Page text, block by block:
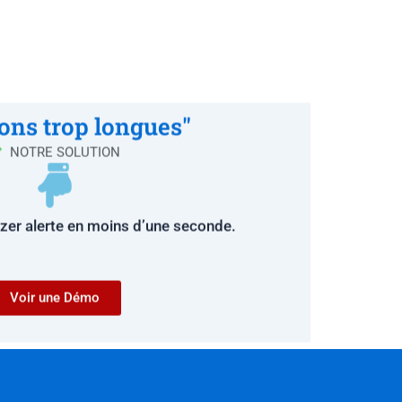
trop longues"
NOTRE SOLUTION
alerte en moins d’une seconde.
Voir une Démo